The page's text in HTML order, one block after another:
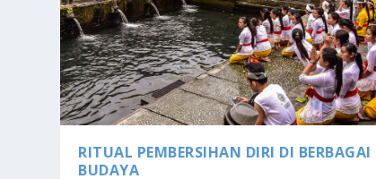
RITUAL PEMBERSIHAN DIRI DI BERBAGAI
BUDAYA